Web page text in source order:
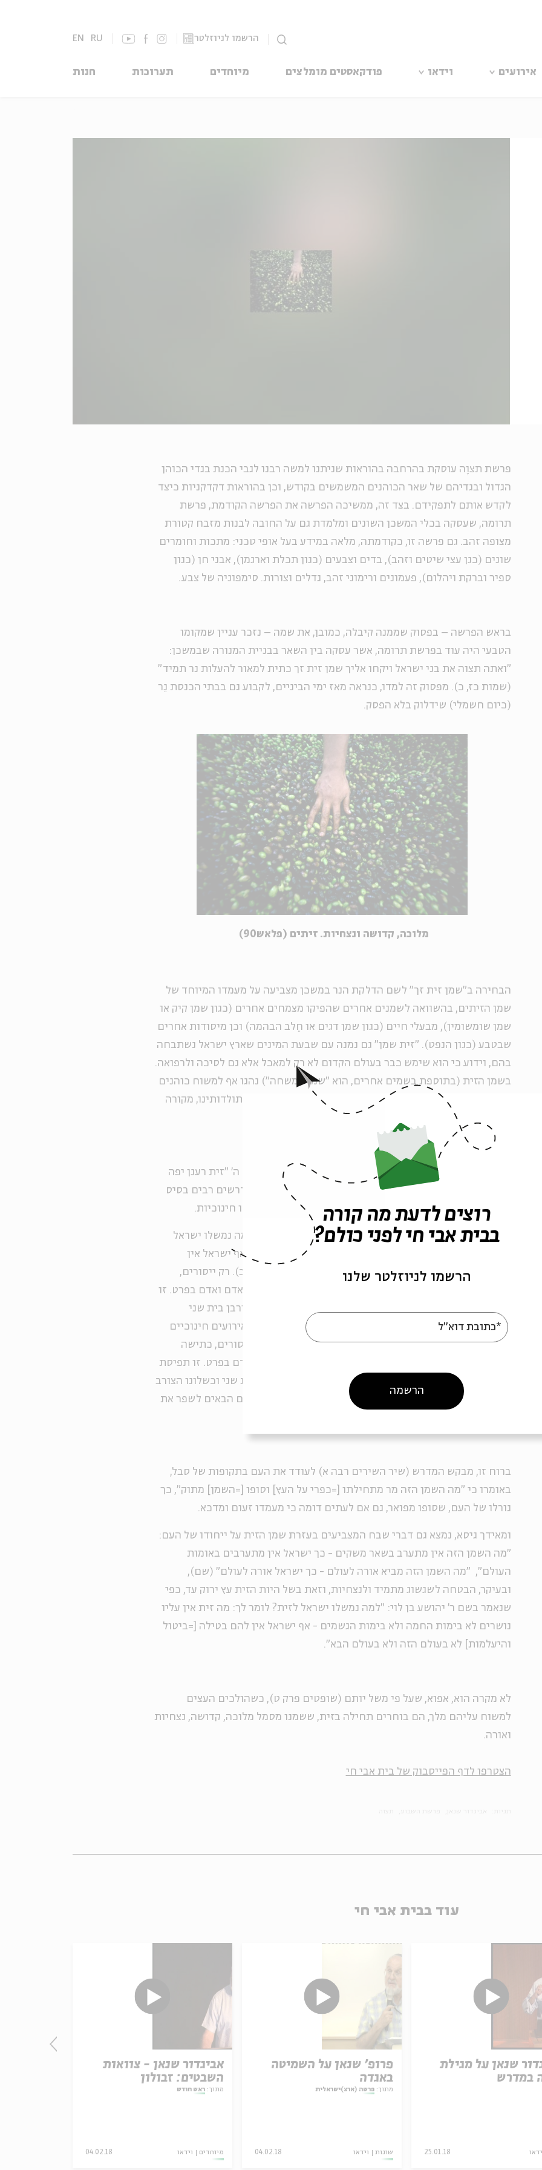
הרשמו לניוזלטר EN RU
אירועים וידאו פודקאסטים מומלצים מיוחדים תערוכות חנות
פרשת תצוֶה עוסקת בהרחבה בהוראות שניתנו למשה רבנו לגבי הכנת בגדי הכוהן
הגדול ובגדיהם של שאר הכוהנים המשמשים בקודש, וכן בהוראות דקדקניות כיצד
לקדש אותם לתפקידם. בצד זה, ממשיכה הפרשה את הפרשה הקודמת, פרשת
תרומה, שעסקה בכלי המשכן השונים ומלמדת גם על החובה לבנות מזבח קטורת
מצופה זהב. גם פרשה זו, כקודמתה, מלאה במידע בעל אופי טכני: מתכות וחומרים
שונים (כגן עצי שיטים וזהב), בדים וצבעים (כגון תכלת וארגמן), אבני חן (כגון
ספיר וברקת ויהלום), פעמונים ורימוני זהב, גדלים וצורות. סימפוניה של צבע.
בראש הפרשה – בפסוק שממנה קיבלה, כמובן, את שמה – נזכר עניין שמקומו
הטבעי היה עוד בפרשת תרומה, אשר עסקה בין השאר בבניית המנורה שבמשכן:
"ואתה תצוה את בני ישראל ויקחו אליך שמן זית זך כתית למאור להעלות נר תמיד"
(שמות כז, כ). מפסוק זה למדו, כנראה מאז ימי הביניים, לקבוע גם בבתי הכנסת נֵר
(כיום חשמלי) שידלוק בלא הפסק.
מלוכה, קדושה ונצחיות. זיתים (פלאש90)
הבחירה ב"שמן זית זך" לשם הדלקת הנר במשכן מצביעה על מעמדו המיוחד של
שמן הזיתים, בהשוואה לשמנים אחרים שהפיקו מצמחים אחרים (כגון שמן קיק או
שמן שומשומין), מבעלי חיים (כגון שמן דגים או חֵלב הבהמה) וכן מיסודות אחרים
שבטבע (כגון הנפט). "זית שמן" גם נמנה עם שבעת המינים שארץ ישראל נשתבחה
בהם, וידוע כי הוא שימש כבר בעולם הקדום לא רק למאכל אלא גם לסיכה ולרפואה.
בשמן הזית (בתוספת בשמים אחרים, הוא "שמן המשחה") נהגו אף למשוח כוהנים
ומלכים לתפקידם, ותיבת "משיח", שהיא כה נפוצה בלשוננו ובתולדותינו, מקורה
והנה, הנביא ירמיהו קובע באחת מנבואותיו כי לעם ישראל קרא ה' "זית רענן יפה
פרי תאר" (יא, טז), וקשר זה שבין העם לזית ולפריו משמש במדרשים רבים בסיס
מרתק ליצירת השוואות שמטרתן להעלות תובנות היסטוריות או חינוכיות.
כך, למשל, דברי ר' יוחנן במחצית המאה השלישית לספירה: "למה נמשלו ישראל
לזית? לומר לך: מה זית אינו מוציא שמנו אלא על ידי כתישה - אף ישראל אין
חוזרים למוטב אלא על ידי ייסורים" (תלמוד בבלי מנחות נג ע"ב). רק ייסורים,
כתישה מתמדת, מוציאה את הטוב והמעולה שבעם בכלל ובכל אדם ואדם בפרט. זו
תפיסת עולם – שאולי יסודה גם באירועי המאות הראשונות, חורבן בית שני
וכשלונו הצורב של מרד בר כוכבא – הרואה את הסבל והיגון כאירועים חינוכיים
הבאים לשפר את האדם ולחפש את המועיל שבייסורים.
רק ייסורים, כתישה
מתמדת, מוציאה את הטוב והמעולה שבעם בכלל ובכל אדם ואדם בפרט. זו תפיסת
עולם – שאולי יסודה גם באירועי המאות הראשונות, חורבן בית שני וכשלונו הצורב
של מרד בר כוכבא – הרואה את הסבל והיגון כאירועים חינוכיים הבאים לשפר את
ברוח זו, מבקש המדרש (שיר השירים רבה א) לעודד את העם בתקופות של סבל,
באומרו כי "מה השמן הזה מר מתחילתו [=כפרי על העץ] וסופו [=השמן] מתוק", כך
גורלו של העם, שסופו מפואר, גם אם לעתים דומה כי מעמדו זעום ומדכא.
ומאידך גיסא, נמצא גם דברי שבח המצביעים בעזרת שמן הזית על ייחודו של העם:
"מה השמן הזה אין מתערב בשאר משקים - כך ישראל אין מתערבים באומות
העולם", "מה השמן הזה מביא אורה לעולם - כך ישראל אורה לעולם" (שם),
ובעיקר, הבטחה לשגשוג מתמיד ולנצחיות, וזאת בשל היות הזית עץ ירוק עד, כפי
שנאמר בשם ר' יהושע בן לוי: "למה נמשלו ישראל לזית? לומר לך: מה זית אין עליו
נושרים לא בימות החמה ולא בימות הגשמים - אף ישראל אין להם בטילה [=ביטול
והיעלמות] לא בעולם הזה ולא בעולם הבא".
לא מקרה הוא, אפוא, שעל פי משל יותם (שופטים פרק ט), כשהולכים העצים
למשוח עליהם מלך, הם בוחרים תחילה בזית, ששמנו מסמל מלוכה, קדושה, נצחיות
ואורה.
הצטרפו לדף הפייסבוק של בית אבי חי
עוד בבית אבי חי
אביגדור שנאן - צוואות
השבטים: זבולון
מתוך: ראש חודש
מיוחדים וידאו 04.02.18
פרופ' שנאן על השמיטה
באגדה
מתוך: פרשה (ארצ)ישראלית
שונות וידאו 04.02.18
שנאן על מגילת
במדרש
25.01.18
רוצים לדעת מה קורה
בבית אבי חי לפני כולם?
הרשמו לניוזלטר שלנו
*כתובת דוא"ל
הרשמה